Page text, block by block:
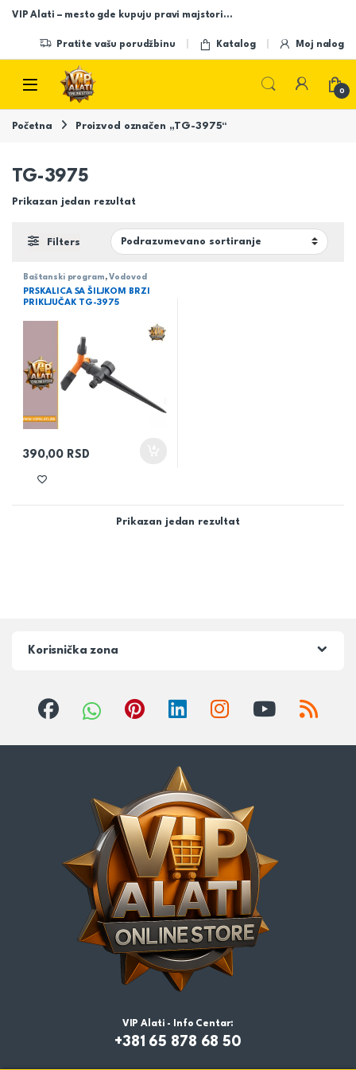
Skip to navigation
Skip to content
VIP Alati – mesto gde kupuju pravi majstori…
Pratite vašu porudžbinu Katalog Moj nalog
Open
0
Početna Proizvod označen „TG-3975“
TG-3975
Prikazan jedan rezultat
Filters
Baštanski program ,Vodovod
PRSKALICA SA ŠILJKOM BRZI
PRIKLJUČAK TG-3975
390,00 RSD
Prikazan jedan rezultat
Korisnička zona
VIP Alati - Info Centar:
+381 65 878 68 50